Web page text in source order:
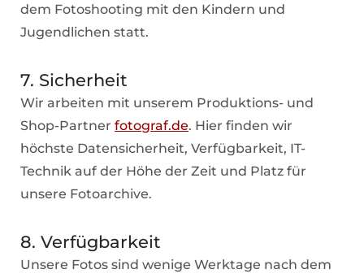
dem Fotoshooting mit den Kindern und
Jugendlichen statt.
7. Sicherheit
Wir arbeiten mit unserem Produktions- und
Shop-Partner fotograf.de. Hier finden wir
höchste Datensicherheit, Verfügbarkeit, IT-
Technik auf der Höhe der Zeit und Platz für
unsere Fotoarchive.
8. Verfügbarkeit
Unsere Fotos sind wenige Werktage nach dem